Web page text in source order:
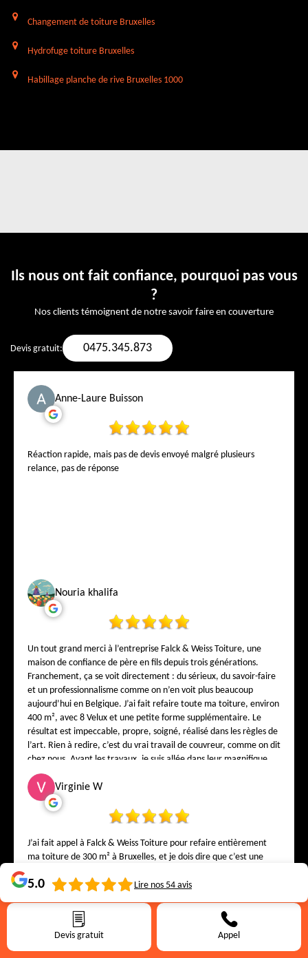
Devis gratuit Appel
Changement de toiture Bruxelles
Hydrofuge toiture Bruxelles
Habillage planche de rive Bruxelles 1000
Ils nous ont fait confiance, pourquoi pas vous
?
Nos clients témoignent de notre savoir faire en couverture
Devis gratuit: 0475.345.873
Anne-Laure Buisson
Réaction rapide, mais pas de devis envoyé malgré plusieurs
relance, pas de réponse
Nouria khalifa
Un tout grand merci à l’entreprise Falck & Weiss Toiture, une
maison de confiance de père en fils depuis trois générations.
Franchement, ça se voit directement : du sérieux, du savoir-faire
et un professionnalisme comme on n’en voit plus beaucoup
aujourd’hui en Belgique. J’ai fait refaire toute ma toiture, environ
400 m², avec 8 Velux et une petite forme supplémentaire. Le
résultat est impeccable, propre, soigné, réalisé dans les règles de
l’art. Rien à redire, c’est du vrai travail de couvreur, comme on dit
chez nous. Avant les travaux, je suis allée dans leur magnifique
showroom au 1, rue de la Bonté – 1000 Bruxelles pour choisir mes
tuiles. Et là, j’ai vraiment été impressionnée ! On est super bien
reçu, on vous explique tout calmement, on vous conseille comme
si vous étiez de la famille. On sent directement que Monsieur
correct, honnête, humain, et qui respecte ses clients. L’équipe est
gentille, propre, ponctuelle, travaille carré et avec le sourire.
sérieuse en Belgique. Je recommande Falck & Weiss Toiture à
Vous pouvez leur faire confiance les yeux fermés, parole de
cliente plus que satisfaite. Encore un grand merci à toute l’équipe
pour votre superbe travail !
Virginie W
J’ai fait appel à Falck & Weiss Toiture pour refaire entièrement
ma toiture de 300 m² à Bruxelles, et je dois dire que c’est une
contact, j’ai senti une vraie écoute, une honnêteté, et surtout un
m’accueillir dans leur magnifique show-room à Bruxelles, où j’ai
pu voir, toucher et choisir les tuiles avec ses conseils. Tout est
pensé pour mettre le client en confiance : on y ressent la passion
du métier, le goût du travail bien fait et cette envie sincère de
5.0 Lire nos 54 avis